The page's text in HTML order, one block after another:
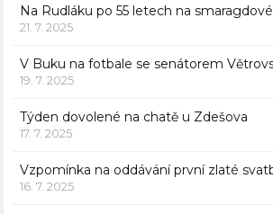
Na Rudláku po 55 letech na
21. 7. 2025
V Buku na fotbale se senátorem
19. 7. 2025
Týden dovolené na chatě u Zdešova
17. 7. 2025
Vzpomínka na oddávání první zlaté
16. 7. 2025